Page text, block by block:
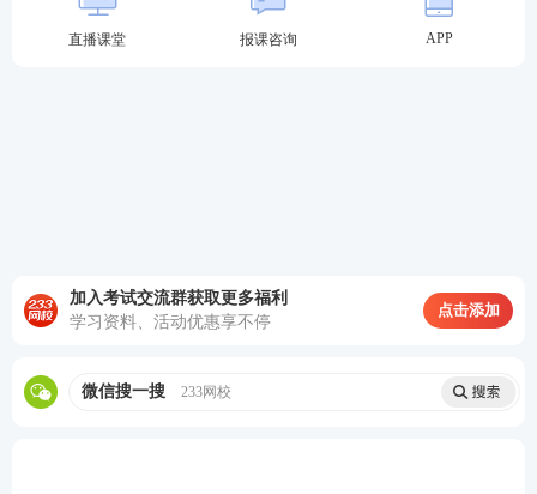
D.增加短期借款购买原材料
放的现金股利为() 万元。
直播课堂 报课咨询 APP
加入考试交流群获取更多福利
学习资料、活动优惠享不停
点击添加
微信搜一搜 233网校